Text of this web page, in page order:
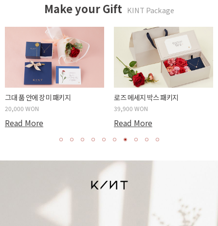
Make your Gift KINT Package
튤립같은 너에게 패키지
20,000 WON
Read More
카네이션 메세지 박스 패키지
39,900 WON
Read More